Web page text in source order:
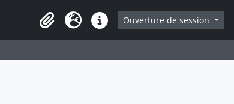
Presse-papier
LangueLiens rapidesOuverture de session